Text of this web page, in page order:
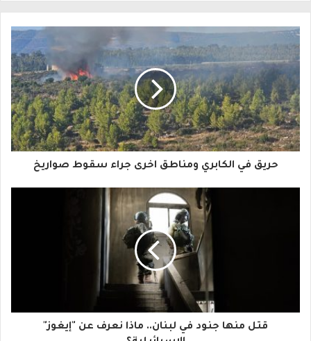
ب
ر
ي
د
ك
ا
حريق في الكابري ومناطق اخرى جراء سقوط صواريخ
قتل منها جنود في لبنان.. ماذا نعرف عن "إيغوز"